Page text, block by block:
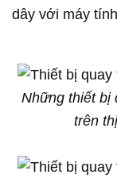
dây với máy
Những thiết bị
trên